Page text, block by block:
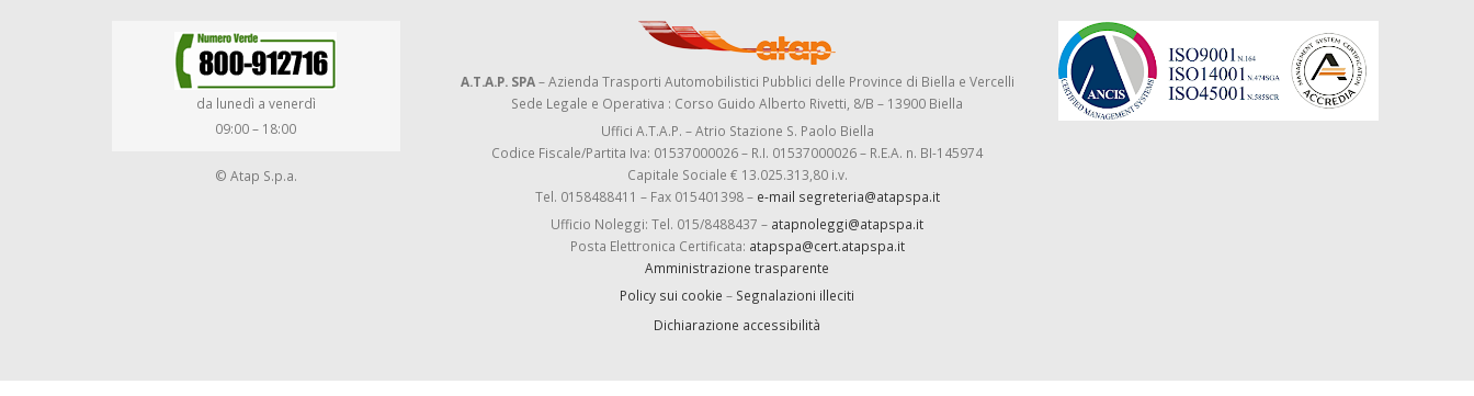
da lunedì a venerdì
09:00 – 18:00
© Atap S.p.a.
A.T.A.P. SPA– Azienda Trasporti Automobilistici Pubblici delle Province di Biella e Vercelli
Sede Legale e Operativa : Corso Guido Alberto Rivetti, 8/B – 13900 Biella
Uffici A.T.A.P. – Atrio Stazione S. Paolo Biella
Codice Fiscale/Partita Iva: 01537000026 – R.I. 01537000026 – R.E.A. n. BI-145974
Capitale Sociale € 13.025.313,80 i.v.
Tel. 0158488411 – Fax 015401398 – e-mail segreteria@atapspa.it
Ufficio Noleggi: Tel. 015/8488437 – atapnoleggi@atapspa.it
Posta Elettronica Certificata: atapspa@cert.atapspa.it
Amministrazione trasparente
Policy sui cookie – Segnalazioni illeciti
Dichiarazione accessibilità